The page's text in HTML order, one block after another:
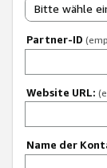
Bitte wähle
Partner-ID
Website URL:
Name der